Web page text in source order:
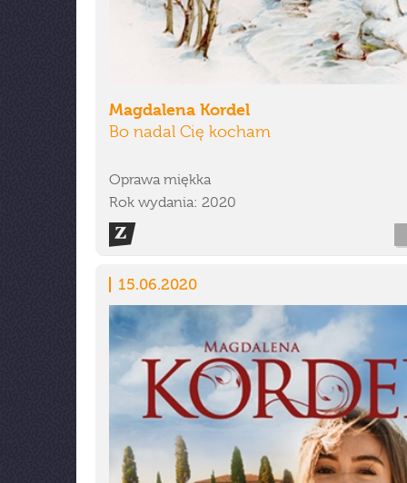
Magdalena Kordel
Bo nadal Cię kocham
Oprawa miękka
Rok wydania: 2020
15.06.2020